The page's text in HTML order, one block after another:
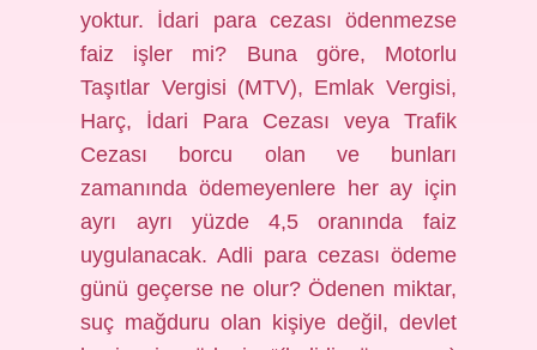
yoktur. İdari para cezası ödenmezse
faiz işler mi? Buna göre, Motorlu
Taşıtlar Vergisi (MTV), Emlak Vergisi,
Harç, İdari Para Cezası veya Trafik
Cezası borcu olan ve bunları
zamanında ödemeyenlere her ay için
ayrı ayrı yüzde 4,5 oranında faiz
uygulanacak. Adli para cezası ödeme
günü geçerse ne olur? Ödenen miktar,
suç mağduru olan kişiye değil, devlet